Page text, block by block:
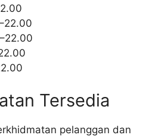
Tersedia
pelanggan dan